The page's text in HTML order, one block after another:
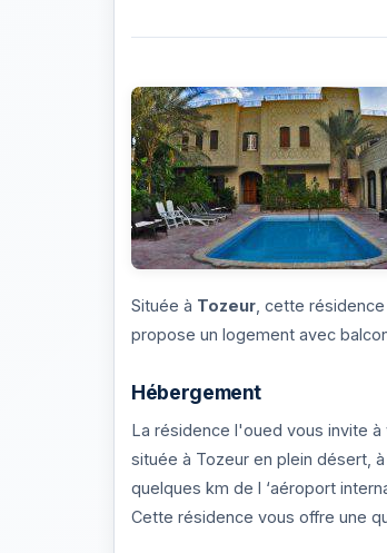
Située à Tozeur , cette
propose un logement avec
Hébergement
La résidence l'oued vous invite
située à Tozeur en plein désert,
quelques km de l ‘aéroport
Cette résidence vous offre une